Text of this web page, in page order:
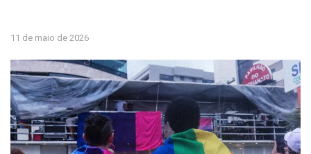
11 de maio de 2026